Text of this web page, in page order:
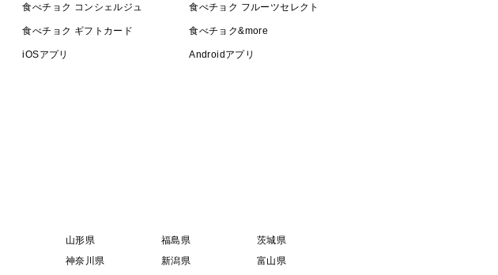
食べチョク コンシェルジュ 食べチョク フルーツセレクト
食べチョク ギフトカード 食べチョク&more
iOSアプリ Androidアプリ
山形県 福島県
茨城県
神奈川県 新潟県 富山県